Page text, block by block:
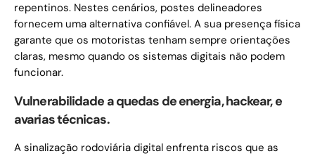
repentinos. Nestes cenários, postes delineadores
fornecem uma alternativa confiável. A sua presença física
garante que os motoristas tenham sempre orientações
claras, mesmo quando os sistemas digitais não podem
funcionar.
Vulnerabilidade a quedas de energia, hackear, e
avarias técnicas.
A sinalização rodoviária digital enfrenta riscos que as